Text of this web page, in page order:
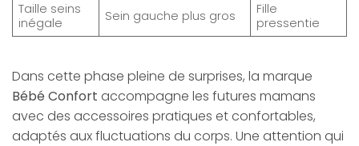
Taille seins
inégale
Sein gauche plus gros
Fille
pressentie
Dans cette phase pleine de surprises, la marque
Bébé Confort accompagne les futures mamans
avec des accessoires pratiques et confortables,
adaptés aux fluctuations du corps. Une attention qui